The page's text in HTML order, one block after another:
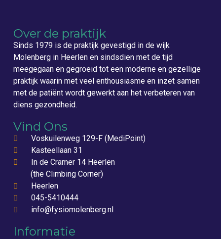
Over de praktijk
Sinds 1979 is de praktijk gevestigd in de wijk
Molenberg in Heerlen en sindsdien met de tijd
meegegaan en gegroeid tot een moderne en gezellige
praktijk waarin met veel enthousiasme en inzet samen
met de patiënt wordt gewerkt aan het verbeteren van
diens gezondheid.
Vind Ons
Voskuilenweg 129-F (MediPoint)
Kasteellaan 31
In de Cramer 14 Heerlen
(the Climbing Corner)
Heerlen
045-5410444
info@fysiomolenberg.nl
Informatie